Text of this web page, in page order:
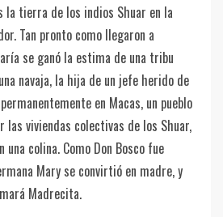
la tierra de los indios Shuar en la
Tan pronto como llegaron a
se ganó la estima de una tribu
navaja, la hija de un jefe herido de
en Macas, un pueblo
las viviendas colectivas de los Shuar,
una colina. Como Don Bosco fue
Mary se convirtió en madre, y
Madrecita.